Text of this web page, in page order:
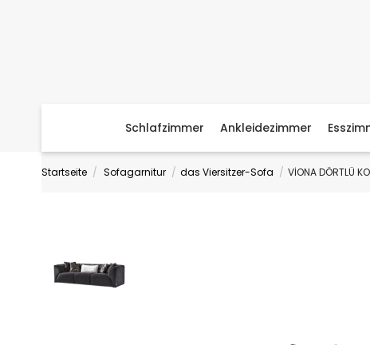
Schlafzimmer Ankleidezimmer
Startseite Sofagarnitur das Viersitzer-Sofa VİONA DÖRTLÜ